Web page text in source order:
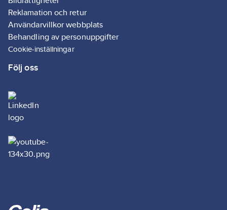
Reklamation och retur
Användarvillkor webbplats
Behandling av personuppgifter
Cookie-inställningar
Följ oss